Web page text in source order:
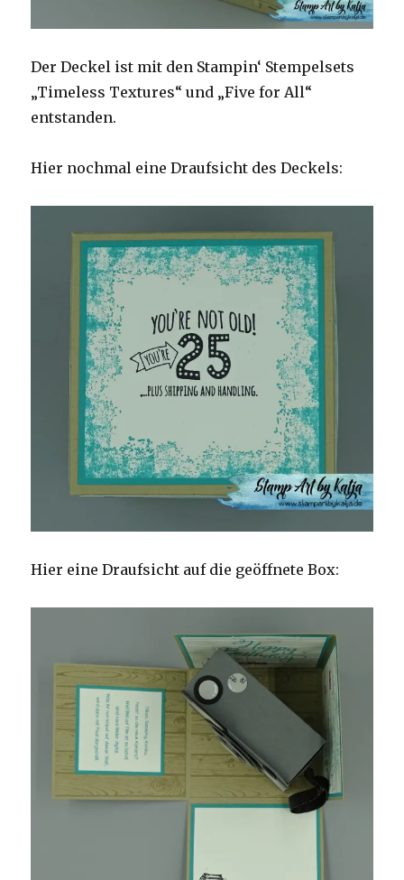
Der Deckel ist mit den Stampin‘ Stempelsets
„Timeless Textures“ und „Five for All“
entstanden.
Hier nochmal eine Draufsicht des Deckels:
Hier eine Draufsicht auf die geöffnete Box: